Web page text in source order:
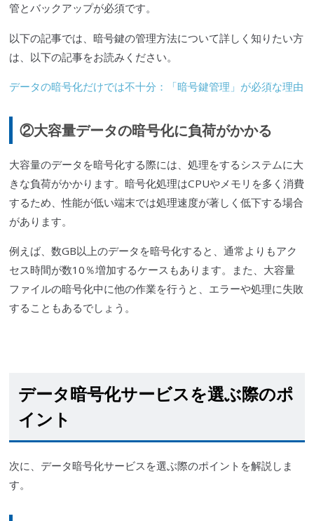
管とバックアップが必須です。
以下の記事では、暗号鍵の管理方法について詳しく知りたい方
は、以下の記事をお読みください。
データの暗号化だけでは不十分：「暗号鍵管理」が必須な理由
②大容量データの暗号化に負荷がかかる
大容量のデータを暗号化する際には、処理をするシステムに大
きな負荷がかかります。暗号化処理はCPUやメモリを多く消費
するため、性能が低い端末では処理速度が著しく低下する場合
があります。
例えば、数GB以上のデータを暗号化すると、通常よりもアク
セス時間が数10％増加するケースもあります。また、大容量
ファイルの暗号化中に他の作業を行うと、エラーや処理に失敗
することもあるでしょう。
データ暗号化サービスを選ぶ際のポ
イント
次に
データ暗号化サービスを選ぶ際のポイントを解説しま
す。